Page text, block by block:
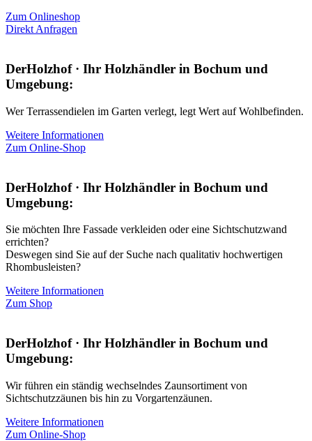
Zum Onlineshop
Direkt Anfragen
DerHolzhof · Ihr Holzhändler in Bochum und
Umgebung:
Wer Terrassendielen im Garten verlegt, legt Wert auf Wohlbefinden.
Weitere Informationen
Zum Online-Shop
DerHolzhof · Ihr Holzhändler in Bochum und
Umgebung:
Sie möchten Ihre Fassade verkleiden oder eine Sichtschutzwand
errichten?
Deswegen sind Sie auf der Suche nach qualitativ hochwertigen
Rhombusleisten?
Weitere Informationen
Zum Shop
DerHolzhof · Ihr Holzhändler in Bochum und
Umgebung:
Wir führen ein ständig wechselndes Zaunsortiment von
Sichtschutzzäunen bis hin zu Vorgartenzäunen.
Weitere Informationen
Zum Online-Shop